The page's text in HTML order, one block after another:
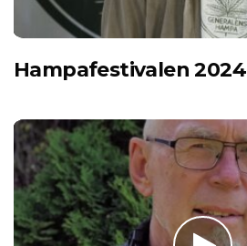
Hampafestivalen 2024